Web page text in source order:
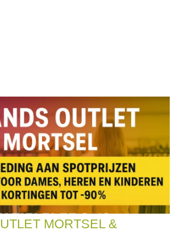
MORTSEL &